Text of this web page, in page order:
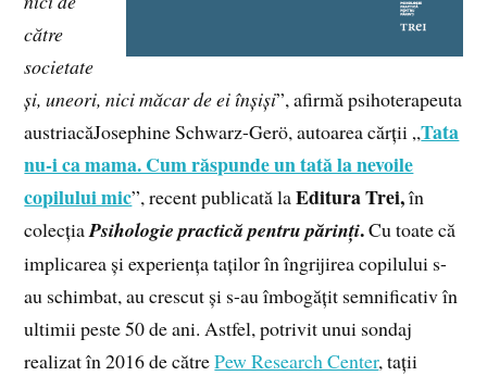
către
societate
și, uneori, nici măcar de ei înșiși”, afirmă psihoterapeuta
austriacăJosephine Schwarz-Gerö, autoarea cărții „Tata
nu-i ca mama. Cum răspunde un tată la nevoile
copilului mic”, recent publicată laEditura Trei,în
colecțiaPsihologie practică pentru părinți.Cu toate că
implicarea și experiența taților în îngrijirea copilului s-
au schimbat, au crescut și s-au îmbogățit semnificativ în
ultimii peste 50 de ani. Astfel, potrivit unui sondaj
realizat în 2016 de cătrePew Research Center, tații